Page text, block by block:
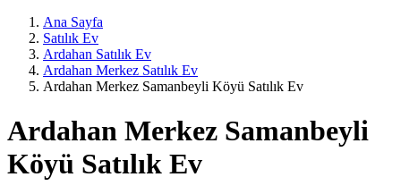
Ana Sayfa
Satılık Ev
Ardahan Satılık Ev
Ardahan Merkez Satılık Ev
Ardahan Merkez Samanbeyli Köyü Satılık Ev
Ardahan Merkez Samanbeyli
Köyü Satılık Ev